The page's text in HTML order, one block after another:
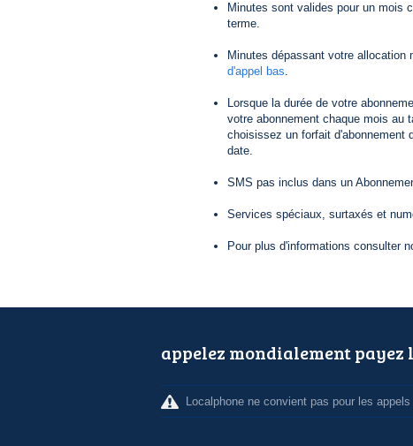
Minutes sont valides pour un mois
terme.
Minutes dépassant votre allocation
d'appel bas.
Lorsque la durée de votre
votre abonnement chaque mois au
choisissez un forfait d'abonnement
date.
SMS pas inclus dans un
Services spéciaux, surtaxés et
Pour plus d'informations consulter
appelez mondialement payez
Localphone ne convient pas pour les